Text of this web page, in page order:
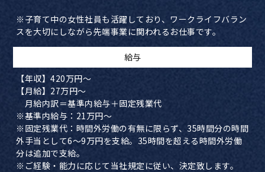
※子育て中の女性社員も活躍しており、ワークライフバラン
スを大切にしながら先端事業に関われるお仕事です。
​給与
【年収】420万円～
【月給】27万円～
月給内訳＝基準内給与＋固定残業代
※基準内給与：21万円～
※固定残業代：時間外労働の有無に限らず、35時間分の時間
外手当として6～9万円を支給。35時間を超える時間外労働
分は追加で支給。
※ご経験・能力に応じて当社規定に従い、決定致します。